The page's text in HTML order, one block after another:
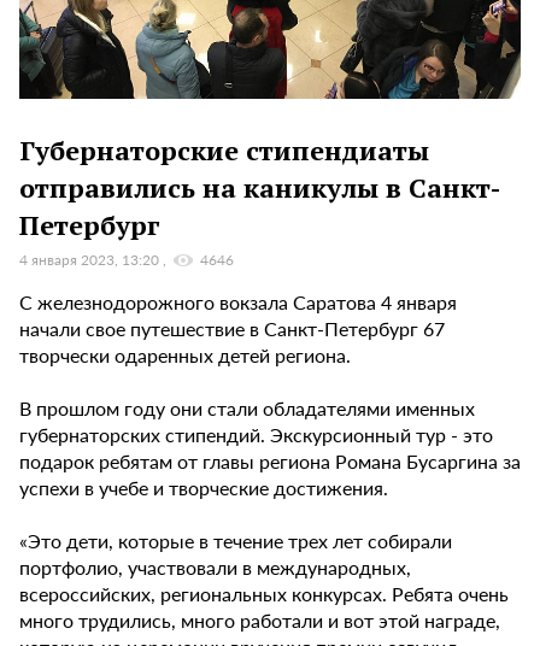
Губернаторские стипендиаты
отправились на каникулы в Санкт-
Петербург
4 января 2023, 13:20 4646
С железнодорожного вокзала Саратова 4 января
начали свое путешествие в Санкт-Петербург 67
творчески одаренных детей региона.
В прошлом году они стали обладателями именных
губернаторских стипендий. Экскурсионный тур - это
подарок ребятам от главы региона Романа Бусаргина за
успехи в учебе и творческие достижения.
«Это дети, которые в течение трех лет собирали
портфолио, участвовали в международных,
всероссийских, региональных конкурсах. Ребята очень
много трудились, много работали и вот этой награде,